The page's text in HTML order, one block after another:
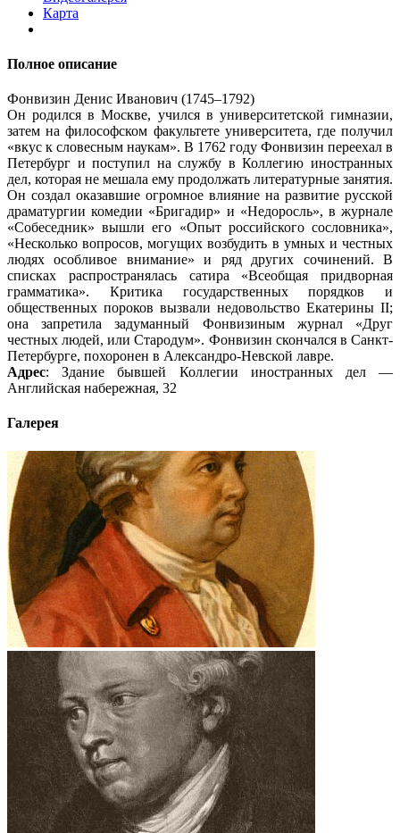
Карта
Полное описание
Фонвизин Денис Иванович (1745–1792)
Он родился в Москве, учился в университетской гимназии,
затем на философском факультете университета, где получил
«вкус к словесным наукам». В 1762 году Фонвизин переехал в
Петербург и поступил на службу в Коллегию иностранных
дел, которая не мешала ему продолжать литературные занятия.
Он создал оказавшие огромное влияние на развитие русской
драматургии комедии «Бригадир» и «Недоросль», в журнале
«Собеседник» вышли его «Опыт российского сословника»,
«Несколько вопросов, могущих возбудить в умных и честных
людях особливое внимание» и ряд других сочинений. В
списках распространялась сатира «Всеобщая придворная
грамматика». Критика государственных порядков и
общественных пороков вызвали недовольство Екатерины II;
она запретила задуманный Фонвизиным журнал «Друг
честных людей, или Стародум». Фонвизин скончался в Санкт-
Петербурге, похоронен в Александро-Невской лавре.
Адрес: Здание бывшей Коллегии иностранных дел —
Английская набережная, 32
Галерея